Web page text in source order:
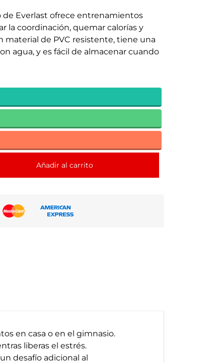
de Everlast ofrece entrenamientos
la coordinación, quemar calorías y
material de PVC resistente, tiene una
agua, y es fácil de almacenar cuando
Añadir al carrito
en casa o en el gimnasio.
liberas el estrés.
desafío adicional al